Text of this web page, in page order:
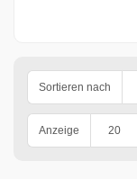
Sortieren nach
Anzeige